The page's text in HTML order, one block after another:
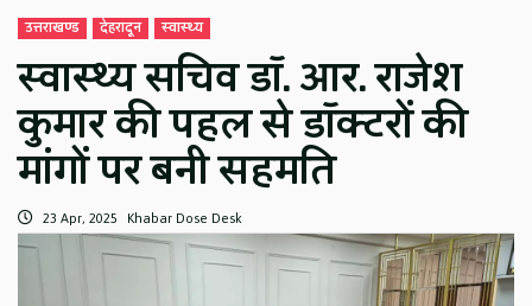
उत्तराखण्ड देहरादून स्वास्थ्य
स्वास्थ्य सचिव डॉ. आर. राजेश
कुमार की पहल से डॉक्टरों की
मांगों पर बनी सहमति
23 Apr, 2025 Khabar Dose Desk